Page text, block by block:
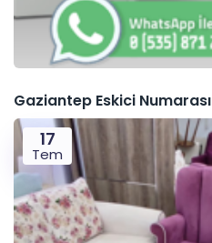
Gaziantep Eskici Numarası
17
Tem